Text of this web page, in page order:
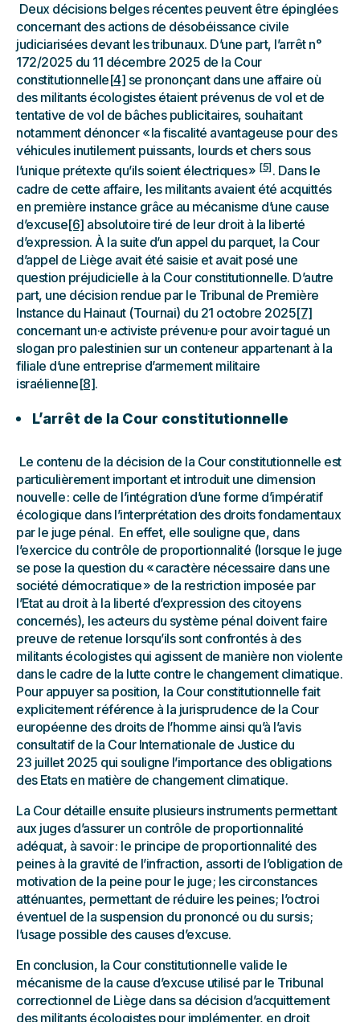
Deux décisions belges récentes peuvent être épinglées
concernant des actions de désobéissance civile
judiciarisées devant les tribunaux. D’une part, l’arrêt n°
172/2025 du 11 décembre 2025 de la Cour
constitutionnelle[4] se prononçant dans une affaire où
des militants écologistes étaient prévenus de vol et de
tentative de vol de bâches publicitaires, souhaitant
notamment dénoncer « la fiscalité avantageuse pour des
véhicules inutilement puissants, lourds et chers sous
l’unique prétexte qu’ils soient électriques » [5]. Dans le
cadre de cette affaire, les militants avaient été acquittés
en première instance grâce au mécanisme d’une cause
d’excuse[6] absolutoire tiré de leur droit à la liberté
d’expression. À la suite d’un appel du parquet, la Cour
d’appel de Liège avait été saisie et avait posé une
question préjudicielle à la Cour constitutionnelle. D’autre
part, une décision rendue par le Tribunal de Première
Instance du Hainaut (Tournai) du 21 octobre 2025[7]
concernant un·e activiste prévenu·e pour avoir tagué un
slogan pro palestinien sur un conteneur appartenant à la
filiale d’une entreprise d’armement militaire
israélienne[8].
L’arrêt de la Cour constitutionnelle
Le contenu de la décision de la Cour constitutionnelle est
particulièrement important et introduit une dimension
nouvelle : celle de l’intégration d’une forme d’impératif
écologique dans l’interprétation des droits fondamentaux
par le juge pénal. En effet, elle souligne que, dans
l’exercice du contrôle de proportionnalité (lorsque le juge
se pose la question du « caractère nécessaire dans une
société démocratique » de la restriction imposée par
l’Etat au droit à la liberté d’expression des citoyens
concernés), les acteurs du système pénal doivent faire
preuve de retenue lorsqu’ils sont confrontés à des
militants écologistes qui agissent de manière non violente
dans le cadre de la lutte contre le changement climatique.
Pour appuyer sa position, la Cour constitutionnelle fait
explicitement référence à la jurisprudence de la Cour
européenne des droits de l’homme ainsi qu’à l’avis
consultatif de la Cour Internationale de Justice du
23 juillet 2025 qui souligne l’importance des obligations
des Etats en matière de changement climatique.
La Cour détaille ensuite plusieurs instruments permettant
aux juges d’assurer un contrôle de proportionnalité
adéquat, à savoir : le principe de proportionnalité des
peines à la gravité de l’infraction, assorti de l’obligation de
motivation de la peine pour le juge ; les circonstances
atténuantes, permettant de réduire les peines ; l’octroi
éventuel de la suspension du prononcé ou du sursis ;
l’usage possible des causes d’excuse.
En conclusion, la Cour constitutionnelle valide le
mécanisme de la cause d’excuse utilisé par le Tribunal
correctionnel de Liège dans sa décision d’acquittement
des militants écologistes pour implémenter, en droit